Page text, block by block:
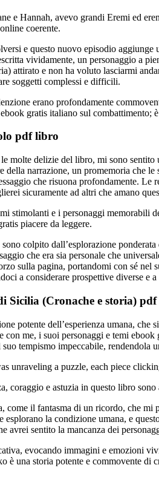
e Hannah, avevo grandi Eremi ed
coerente.
e questo nuovo episodio
vividamente, un personaggio a
attirato e non ha voluto lasciarmi
soggetti complessi e difficili.
erano profondamente
gratis italiano sul combattimento;
pdf libro
molte delizie del libro, mi sono
della narrazione, un promemoria che
che risuona profondamente.
sicuramente ad altri che amano
stimolanti e i personaggi memorabili
piacere da leggere.
colpito dall’esplorazione
che era sia personale che
sulla pagina, portandomi con sé
a considerare prospettive diverse e
Sicilia (Cronache e storia) pdf
potente dell’esperienza umana,
con me, i suoi personaggi e temi
suo tempismo impeccabile,
unraveling a puzzle, each piece
coraggio e astuzia in questo libro
come il fantasma di un ricordo, che
esplorano la condizione umana, e
avrei sentito la mancanza dei
evocando immagini e emozioni
è una storia potente e commovente di